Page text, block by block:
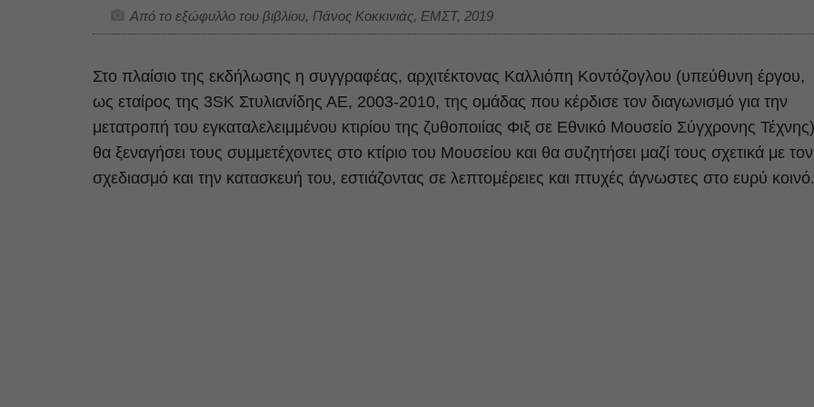
Από το εξώφυλλο του βιβλίου, Πάνος Κοκκινιάς, ΕΜΣΤ, 2019
Στο πλαίσιο της εκδήλωσης η συγγραφέας, αρχιτέκτονας Καλλιόπη Κοντόζογλου (υπεύθυνη έργου,
ως εταίρος της 3SK Στυλιανίδης ΑΕ, 2003-2010, της ομάδας που κέρδισε τον διαγωνισμό για την
μετατροπή του εγκαταλελειμμένου κτιρίου της ζυθοποιίας Φιξ σε Εθνικό Μουσείο Σύγχρονης Τέχνης)
θα ξεναγήσει τους συμμετέχοντες στο κτίριο του Μουσείου και θα συζητήσει μαζί τους σχετικά με τον
σχεδιασμό και την κατασκευή του, εστιάζοντας σε λεπτομέρειες και πτυχές άγνωστες στο ευρύ κοινό.